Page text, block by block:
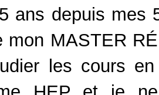
ans depuis mes
mon MASTER
les cours